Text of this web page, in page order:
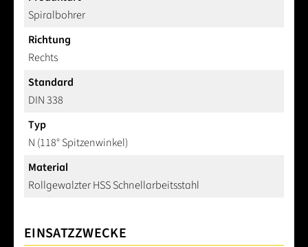
Spiralbohrer
Richtung
Rechts
Standard
DIN 338
Typ
N (118° Spitzenwinkel)
Material
Rollgewalzter HSS Schnellarbeitsstahl
EINSATZZWECKE